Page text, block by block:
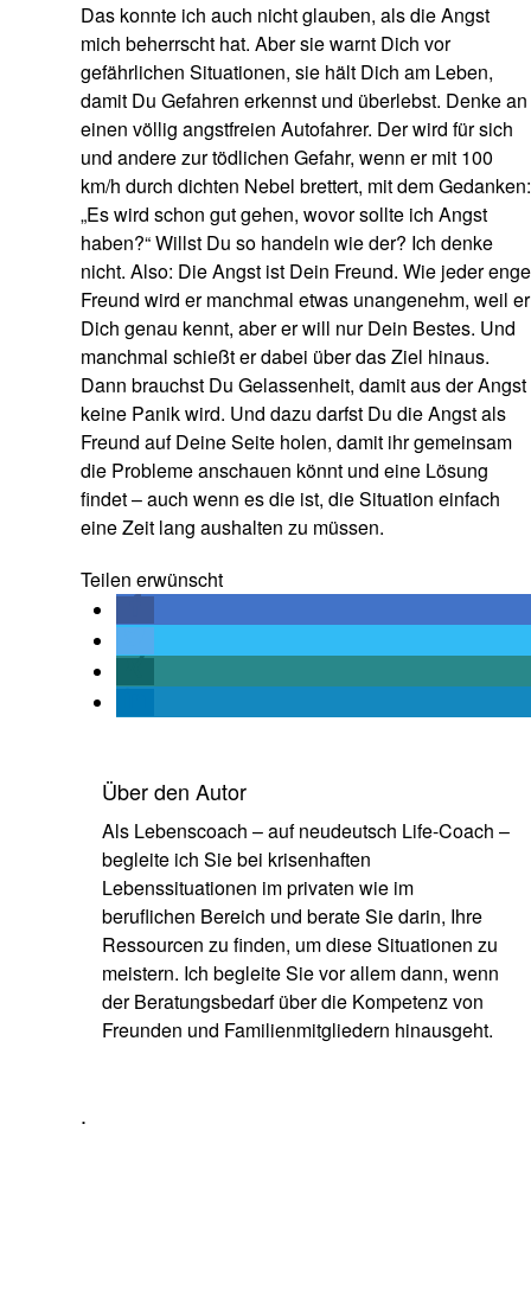
Das konnte ich auch nicht glauben, als die Angst
mich beherrscht hat. Aber sie warnt Dich vor
gefährlichen Situationen, sie hält Dich am Leben,
damit Du Gefahren erkennst und überlebst. Denke an
einen völlig angstfreien Autofahrer. Der wird für sich
und andere zur tödlichen Gefahr, wenn er mit 100
km/h durch dichten Nebel brettert, mit dem Gedanken:
„Es wird schon gut gehen, wovor sollte ich Angst
haben?“ Willst Du so handeln wie der? Ich denke
nicht. Also: Die Angst ist Dein Freund. Wie jeder enge
Freund wird er manchmal etwas unangenehm, weil er
Dich genau kennt, aber er will nur Dein Bestes. Und
manchmal schießt er dabei über das Ziel hinaus.
Dann brauchst Du Gelassenheit, damit aus der Angst
keine Panik wird. Und dazu darfst Du die Angst als
Freund auf Deine Seite holen, damit ihr gemeinsam
die Probleme anschauen könnt und eine Lösung
findet – auch wenn es die ist, die Situation einfach
eine Zeit lang aushalten zu müssen.
Teilen erwünscht
Über den Autor
Als Lebenscoach – auf neudeutsch Life-Coach –
begleite ich Sie bei krisenhaften
Lebenssituationen im privaten wie im
beruflichen Bereich und berate Sie darin, Ihre
Ressourcen zu finden, um diese Situationen zu
meistern. Ich begleite Sie vor allem dann, wenn
der Beratungsbedarf über die Kompetenz von
Freunden und Familienmitgliedern hinausgeht.
.